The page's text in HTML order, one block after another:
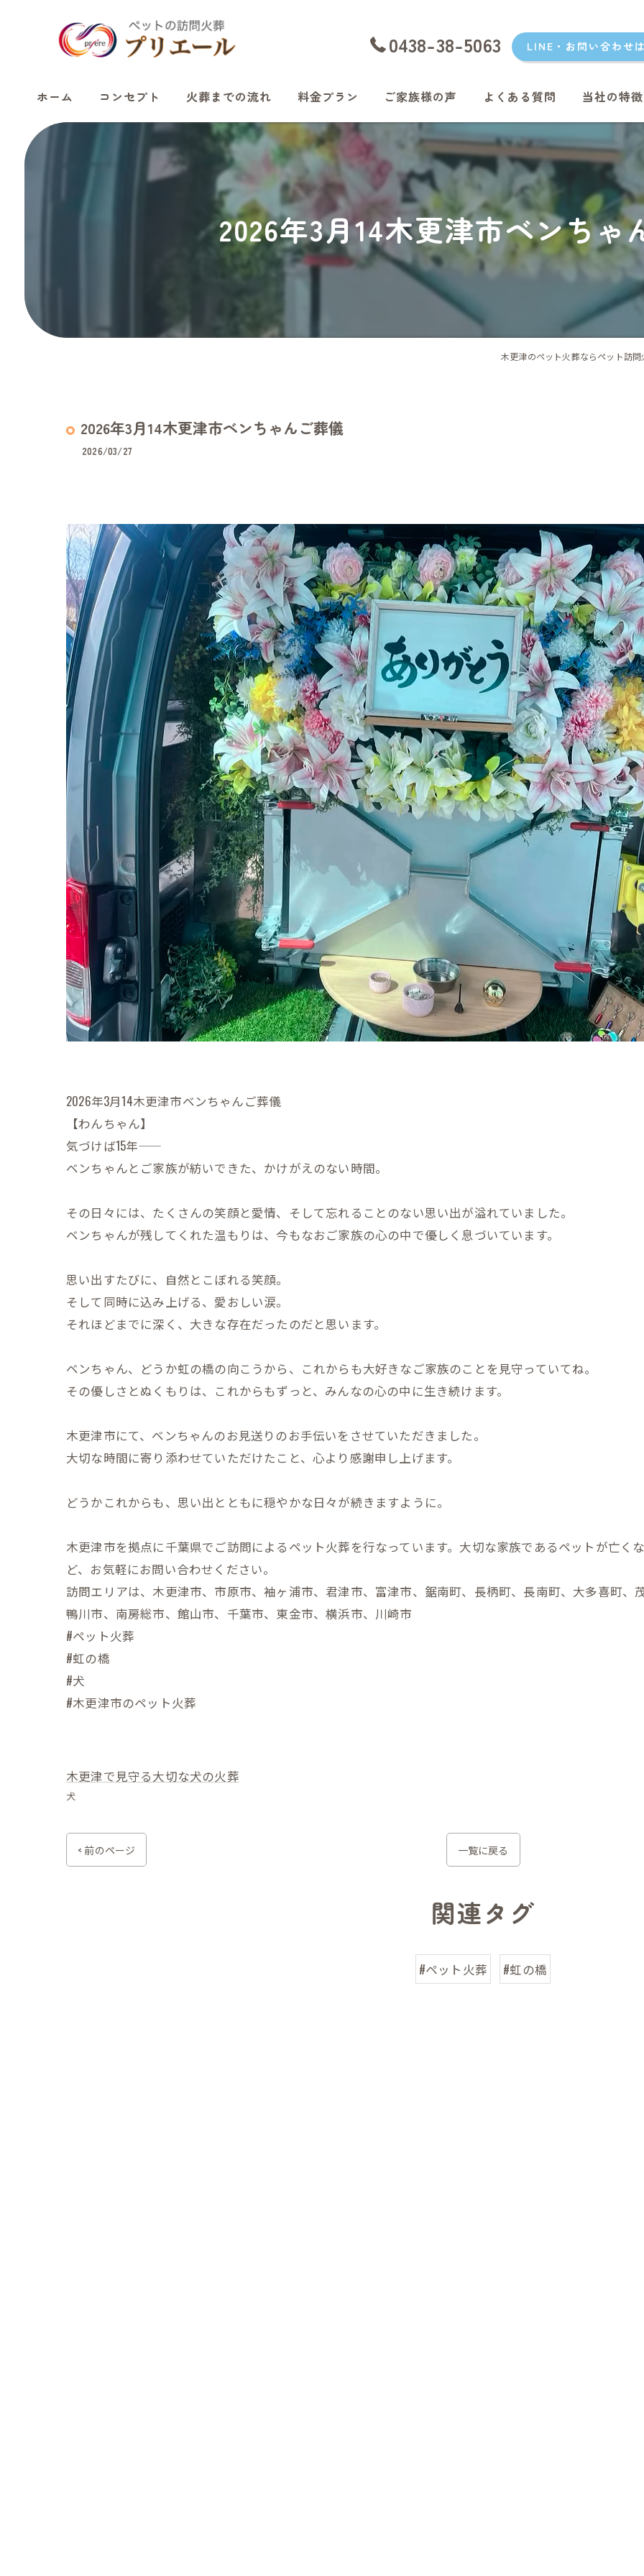
0438-38-5063 LINE・お問い合わせ
ホーム コンセプト 火葬までの流れ 料金プラン ご家族様の声 よくある質問 当社の特徴
愛犬
君津のペッ
富津のペッ
袖ケ浦のペ
2026年3月14木更津市ベンちゃ
木更津のペット火葬ならペット訪問
2026年3月14木更津市ベンちゃんご葬儀
2026/03/27
2026年3月14木更津市ベンちゃんご葬儀
【わんちゃん】
気づけば15年――
ベンちゃんとご家族が紡いできた、かけがえのない時間。
その日々には、たくさんの笑顔と愛情、そして忘れることのない思い出が溢れていました。
ベンちゃんが残してくれた温もりは、今もなおご家族の心の中で優しく息づいています。
思い出すたびに、自然とこぼれる笑顔。
そして同時に込み上げる、愛おしい涙。
それほどまでに深く、大きな存在だったのだと思います。
ベンちゃん、どうか虹の橋の向こうから、これからも大好きなご家族のことを見守っていてね。
その優しさとぬくもりは、これからもずっと、みんなの心の中に生き続けます。
木更津市にて、ベンちゃんのお見送りのお手伝いをさせていただきました。
大切な時間に寄り添わせていただけたこと、心より感謝申し上げます。
どうかこれからも、思い出とともに穏やかな日々が続きますように。
木更津市を拠点に千葉県でご訪問によるペット火葬を行なっています。大切な家族であるペットが亡く
ど、お気軽にお問い合わせください。
訪問エリアは、木更津市、市原市、袖ヶ浦市、君津市、富津市、鋸南町、長柄町、長南町、大多喜町、
鴨川市、南房総市、館山市、千葉市、東金市、横浜市、川崎市
#ペット火葬
#虹の橋
#犬
#木更津市のペット火葬
木更津で見守る大切な犬の火葬
犬
< 前のページ 一覧に戻る
関連タグ
#ペット火葬 #虹の橋